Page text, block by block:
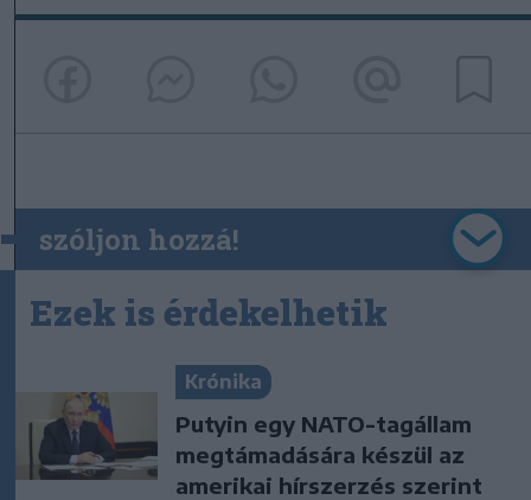
szóljon hozzá!
Ezek is érdekelhetik
Krónika
Putyin egy NATO-tagállam
megtámadására készül az
amerikai hírszerzés szerint